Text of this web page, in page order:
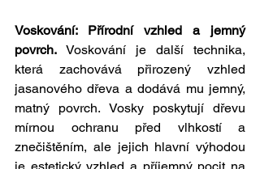
Voskování: Přírodní vzhled a jemný
povrch. Voskování je další technika,
která zachovává přirozený vzhled
jasanového dřeva a dodává mu jemný,
matný povrch. Vosky poskytují dřevu
mírnou ochranu před vlhkostí a
znečištěním, ale jejich hlavní výhodou